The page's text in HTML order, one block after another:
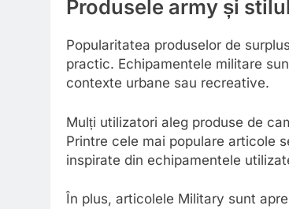
Produsele army și
Popularitatea produselor de
practic. Echipamentele militare
contexte urbane sau recreative.
Mulți utilizatori aleg produse de
Printre cele mai populare articole
inspirate din echipamentele
În plus, articolele Military sunt